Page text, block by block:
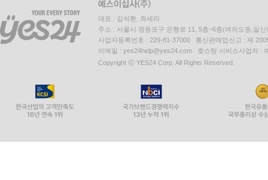
대표 : 김석환, 최세라
주소 : 서울시 영등포구 은행로 11, 5층~6층(여의도동,일신
사업자등록번호 : 229-81-37000 통신판매업신고 : 제
이메일 : yes24help@yes24.com 호스팅 서비스사업자 :
Copyright ⓒ YES24 Corp. All Rights Reserved.